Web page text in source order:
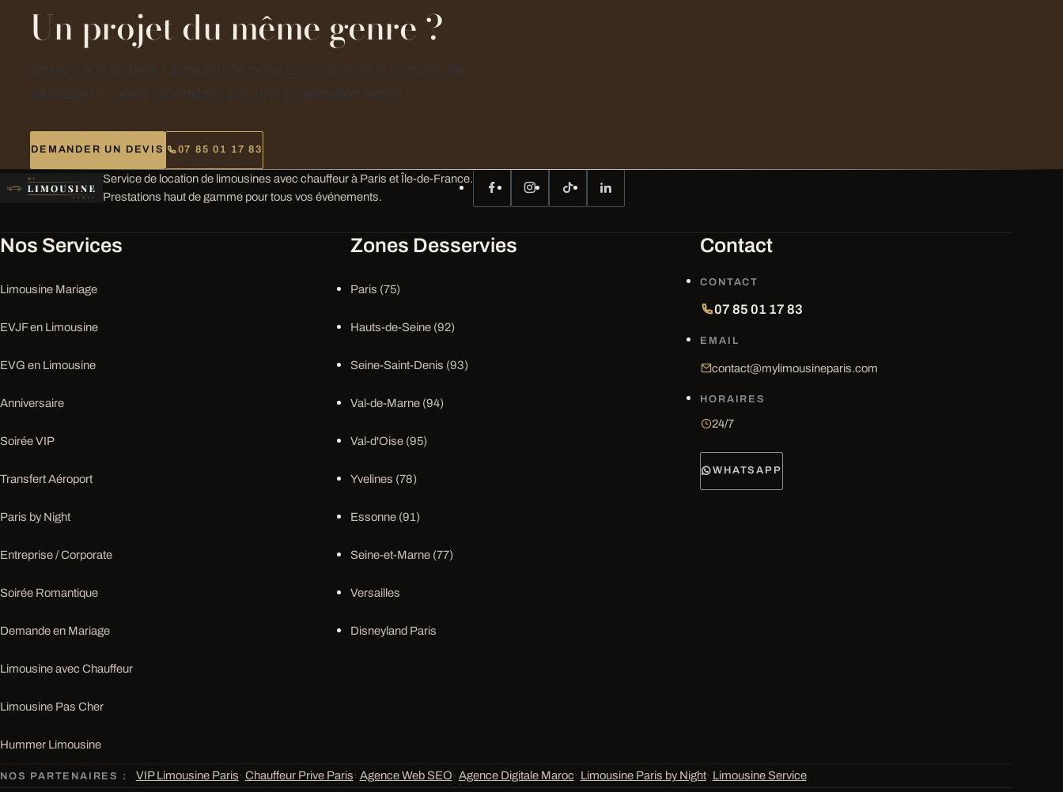
Un projet du même genre ?
DEMANDER UN DEVIS 07 85 01 17 83
Service de location de limousines avec chauffeur à Paris et Île-de-France.
Prestations haut de gamme pour tous vos événements.
Nos Services
Limousine Mariage
EVJF en Limousine
EVG en Limousine
Anniversaire
Soirée VIP
Transfert Aéroport
Paris by Night
Entreprise / Corporate
Soirée Romantique
Demande en Mariage
Limousine avec Chauffeur
Limousine Pas Cher
Hummer Limousine
Zones Desservies
Paris (75)
Hauts-de-Seine (92)
Seine-Saint-Denis (93)
Val-de-Marne (94)
Val-d'Oise (95)
Yvelines (78)
Essonne (91)
Seine-et-Marne (77)
Versailles
Disneyland Paris
Contact
CONTACT
07 85 01 17 83
EMAIL
contact@mylimousineparis.com
HORAIRES
24/7
WHATSAPP
NOS PARTENAIRES : VIP Limousine Paris· Chauffeur Prive Paris· Agence Web SEO· Agence Digitale Maroc· Limousine Paris by Night· Limousine Service